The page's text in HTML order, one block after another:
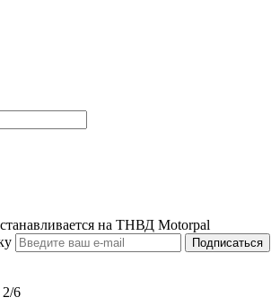
на ТНВД Motorpal
Подписаться
2/6